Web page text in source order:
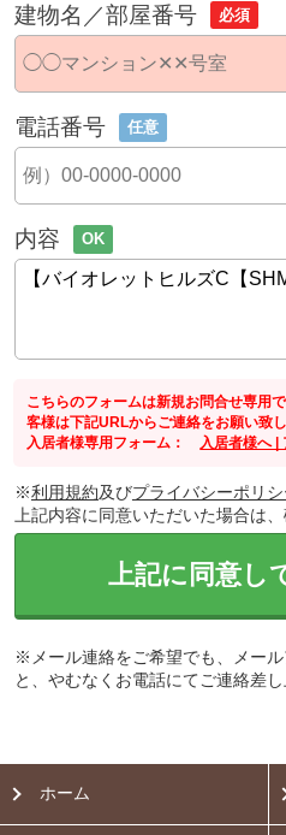
建物名／部屋番号 必須
電話番号 任意
内容 OK
こちらのフォームは新規お問合せ専用
客様は下記URLからご連絡をお願い致し
入居者様専用フォーム： 入居者様へ |
※利用規約及びプライバシーポリシ
上記内容に同意いただいた場合は
上記に同意し
※メール連絡をご希望でも、メー
と、やむなくお電話にてご連絡差
ホーム